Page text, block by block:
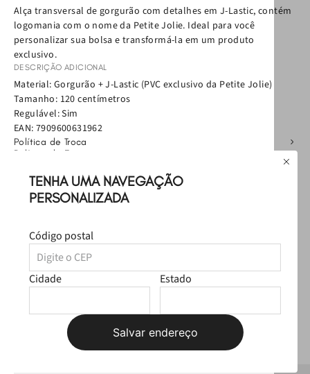
TENHA UMA NAVEGAÇÃO
PERSONALIZADA
Código postal
Cidade Estado
Salvar endereço
Alça transversal de gorgurão com detalhes em J-Lastic, contém
logomania com o nome da Petite Jolie. Ideal para você
personalizar sua bolsa e transformá-la em um produto
exclusivo.
DESCRIÇÃO ADICIONAL
Material: Gorgurão + J-Lastic (PVC exclusivo da Petite Jolie)
Tamanho: 120 centímetros
Regulável: Sim
EAN: 7909600631962
Política de Troca
Política de Entrega
Avaliações
Faça login para escrever uma avaliação.
Carregando avaliações…